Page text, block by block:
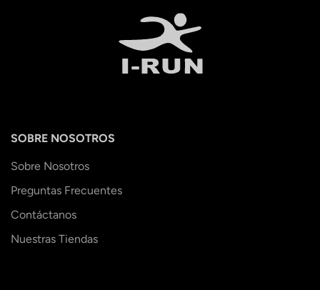
SOBRE NOSOTROS
Sobre Nosotros
Preguntas Frecuentes
Contáctanos
Nuestras Tiendas